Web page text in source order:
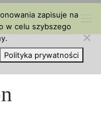
zapisuje na
w celu szybszego
Polityka prywatności